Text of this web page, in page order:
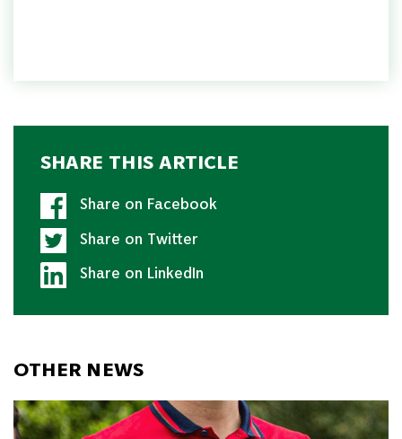
SHARE THIS ARTICLE
Share on Facebook
Share on Twitter
Share on LinkedIn
OTHER NEWS